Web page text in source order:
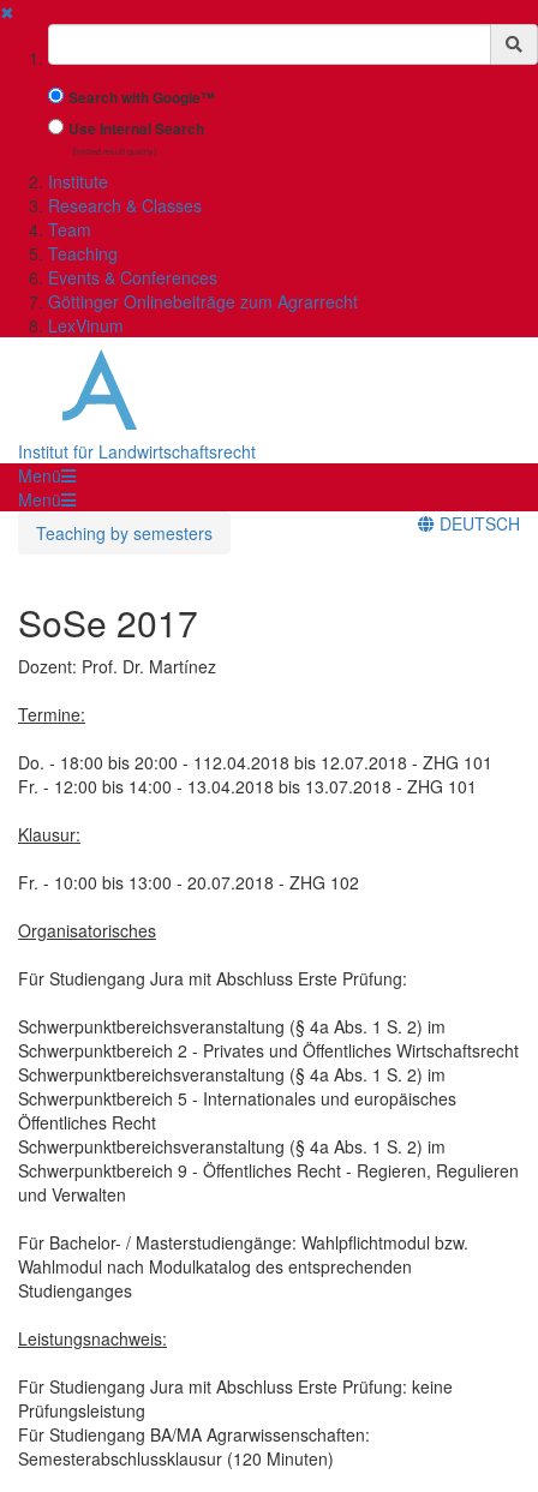
✖
Suchbegriff
Search with Google™
Use Internal Search
(limited result quality)
Institute
Research & Classes
Team
Teaching
Events & Conferences
Göttinger Onlinebeiträge zum Agrarrecht
LexVinum
Institut für Landwirtschaftsrecht
Menü
Menü
Teaching by semesters
DEUTSCH
SoSe 2017
Dozent: Prof. Dr. Martínez
Termine:
Do. - 18:00 bis 20:00 - 112.04.2018 bis 12.07.2018 - ZHG 101
Fr. - 12:00 bis 14:00 - 13.04.2018 bis 13.07.2018 - ZHG 101
Klausur:
Fr. - 10:00 bis 13:00 - 20.07.2018 - ZHG 102
Organisatorisches
Für Studiengang Jura mit Abschluss Erste Prüfung:
Schwerpunktbereichsveranstaltung (§ 4a Abs. 1 S. 2) im
Schwerpunktbereich 2 - Privates und Öffentliches Wirtschaftsrecht
Schwerpunktbereichsveranstaltung (§ 4a Abs. 1 S. 2) im
Schwerpunktbereich 5 - Internationales und europäisches
Öffentliches Recht
Schwerpunktbereichsveranstaltung (§ 4a Abs. 1 S. 2) im
Schwerpunktbereich 9 - Öffentliches Recht - Regieren, Regulieren
und Verwalten
Für Bachelor- / Masterstudiengänge: Wahlpflichtmodul bzw.
Wahlmodul nach Modulkatalog des entsprechenden
Studienganges
Leistungsnachweis:
Für Studiengang Jura mit Abschluss Erste Prüfung: keine
Prüfungsleistung
Für Studiengang BA/MA Agrarwissenschaften:
Semesterabschlussklausur (120 Minuten)